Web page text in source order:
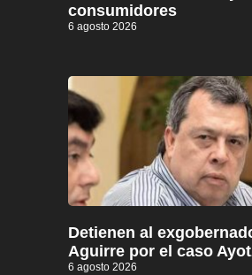
consumidores
6 agosto 2026
Detienen al
Aguirre por el caso
6 agosto 2026